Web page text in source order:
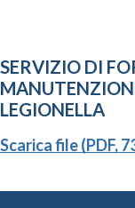
SERVIZIO DI
LEGIONELLA
Scarica file (PDF,